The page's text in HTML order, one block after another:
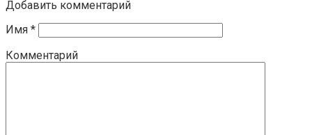
Добавить комментарий
Имя *
Комментарий